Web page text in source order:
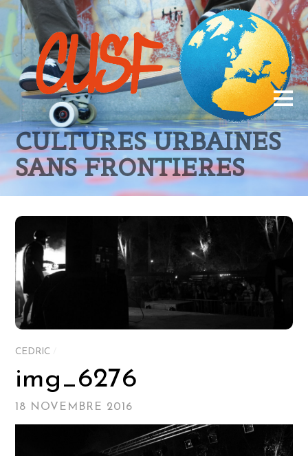
CULTURES URBAINES
SANS FRONTIERES
CEDRIC
img_6276
18 NOVEMBRE 2016